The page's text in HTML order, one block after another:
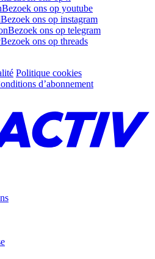
Bezoek ons op youtube
Bezoek ons op instagram
Bezoek ons op telegram
Bezoek ons op threads
Politique cookies
d’abonnement